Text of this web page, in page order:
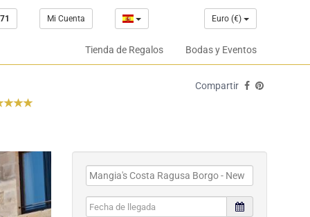
Mi Cuenta Euro (€)
Tienda de Regalos Bodas y Eventos
Compartir